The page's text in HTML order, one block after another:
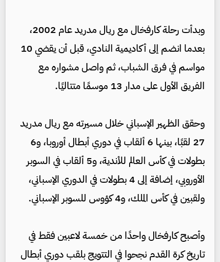
وبدأت رحلة كارفخال مع ريال مدريد عام 2002،
بعدما انضم إلى أكاديمية النادي، قبل أن يقضي 10
مواسم في فرق الشباب، ثم واصل مشواره مع
الفريق الأول على مدار 13 موسمًا متتاليًا.
وحقق الظهير الإسباني خلال مسيرته مع ريال مدريد
27 لقبًا، بينها 6 ألقاب في دوري أبطال أوروبا، و6
بطولات في كأس العالم للأندية، و5 ألقاب في السوبر
الأوروبي، إضافة إلى 4 بطولات في الدوري الإسباني،
ولقبين في كأس الملك، و4 كؤوس للسوبر الإسباني.
وأصبح كارفخال واحدًا من خمسة لاعبين فقط في
تاريخ كرة القدم نجحوا في التتويج بلقب دوري أبطال